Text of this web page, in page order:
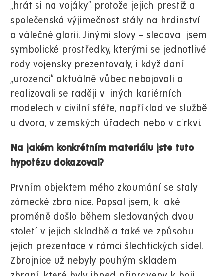
„hrát si na vojáky“, protože jejich prestiž a
společenská výjimečnost stály na hrdinství
a válečné glorii. Jinými slovy – sledoval jsem
symbolické prostředky, kterými se jednotlivé
rody vojensky prezentovaly, i když daní
„urozenci“ aktuálně vůbec nebojovali a
realizovali se raději v jiných kariérních
modelech v civilní sféře, například ve službě
u dvora, v zemských úřadech nebo v církvi.
Na jakém konkrétním materiálu jste tuto
hypotézu dokazoval?
Prvním objektem mého zkoumání se staly
zámecké zbrojnice. Popsal jsem, k jaké
proměně došlo během sledovaných dvou
století v jejich skladbě a také ve způsobu
jejich prezentace v rámci šlechtických sídel.
Zbrojnice už nebyly pouhým skladem